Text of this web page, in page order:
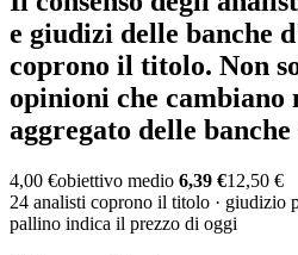
e giudizi delle banche
coprono il titolo. Non
opinioni che cambiano
aggregato delle
4,00 €obiettivo medio 6,39 €12,50 €
24 analisti coprono il titolo · giudizio
pallino indica il prezzo di oggi